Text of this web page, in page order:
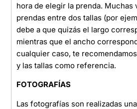
hora de elegir la prenda. Muchas
prendas entre dos tallas (por
debe a que quizás el largo
mientras que el ancho
cualquier caso, te
y las tallas como referencia.
FOTOGRAFÍAS
Las fotografías son realizadas